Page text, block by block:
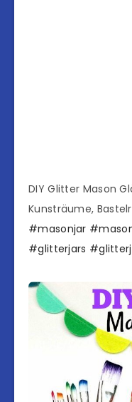
DIY Glitter Mason
Kunsträume,
#masonjar
#glitterjars